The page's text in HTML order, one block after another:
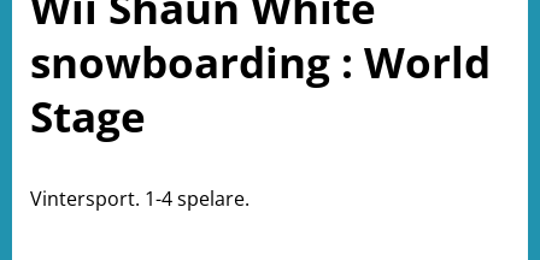
snowboarding : World
Stage
Vintersport. 1-4 spelare.